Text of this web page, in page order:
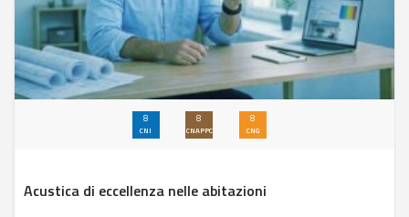
8
CNI
8
CNAPPC
8
CNG
Acustica di eccellenza nelle abitazioni